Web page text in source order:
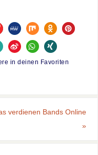
in deinen Favoriten
verdienen Bands Online
»